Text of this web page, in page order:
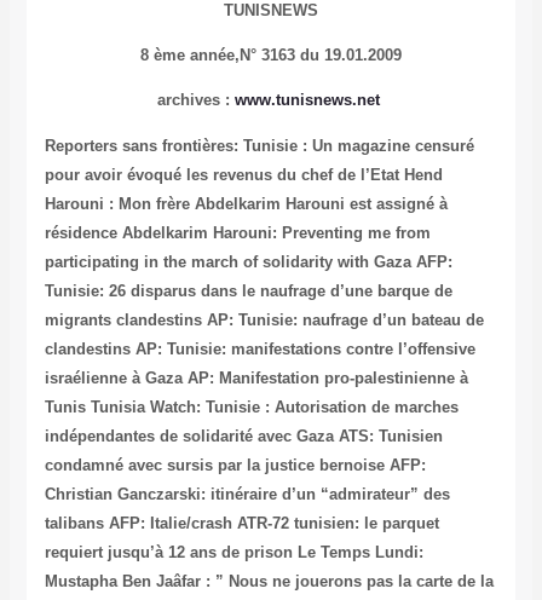
TUNISNEWS
8 ème année, N° 3163 du 19.01.2009
archives : www.tunisnews.net
Reporters sans frontières: Tunisie : Un magazine censuré
pour avoir évoqué les revenus du chef de l’Etat Hend
Harouni : Mon frère Abdelkarim Harouni est assigné à
résidenceAbdelkarim Harouni: Preventing me from
participating in the march of solidarity with Gaza AFP:
Tunisie: 26 disparus dans le naufrage d’une barque de
migrants clandestinsAP: Tunisie: naufrage d’un bateau de
clandestins AP: Tunisie: manifestations contre l’offensive
israélienne à GazaAP: Manifestation pro-palestinienne à
Tunis Tunisia Watch: Tunisie : Autorisation de marches
indépendantes de solidarité avec GazaATS: Tunisien
condamné avec sursis par la justice bernoise AFP:
Christian Ganczarski: itinéraire d’un “admirateur” des
talibansAFP: Italie/crash ATR-72 tunisien: le parquet
requiert jusqu’à 12 ans de prison Le Temps Lundi:
Mustapha Ben Jaâfar : ” Nous ne jouerons pas la carte de la